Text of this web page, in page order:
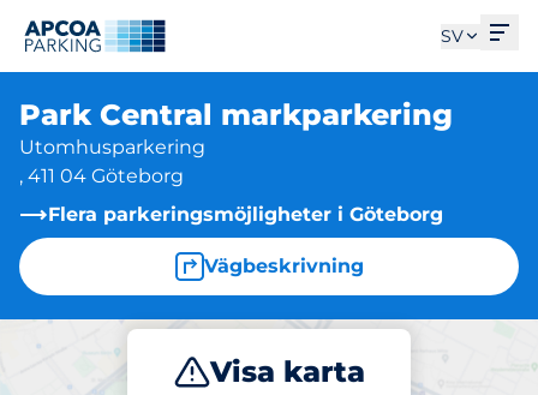
SV
Park Central markparkering
Utomhusparkering
, 411 04 Göteborg
Flera parkeringsmöjligheter i Göteborg
Vägbeskrivning
Visa karta
Parkera